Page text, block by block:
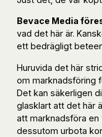
Bevace Media
vad det här är.
ett bedrägligt
Huruvida det här
om marknadsföring
Det kan säkerligen
glasklart att det här
att marknadsföra
dessutom urbota